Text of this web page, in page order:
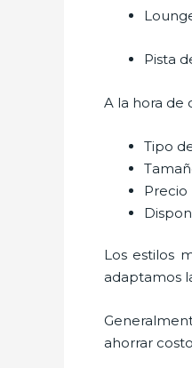
Pista
A la hora de
Tipo
Precio
Los estilos
adaptamos
ahorrar